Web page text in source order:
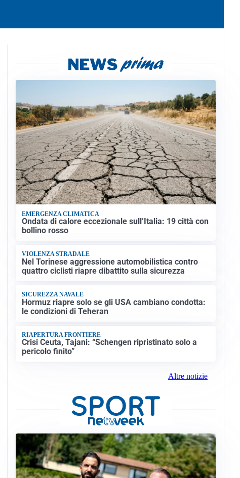
EMERGENZA CLIMATICA
Ondata di calore eccezionale sull’Italia: 19 città con
bollino rosso
VIOLENZA STRADALE
Nel Torinese aggressione automobilistica contro
quattro ciclisti riapre dibattito sulla sicurezza
SICUREZZA NAVALE
Hormuz riapre solo se gli USA cambiano condotta:
le condizioni di Teheran
RIAPERTURA FRONTIERE
Crisi Ceuta, Tajani: “Schengen ripristinato solo a
pericolo finito”
Altre notizie